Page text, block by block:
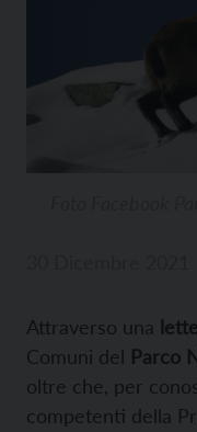
Attraverso una
Comuni del Parco
oltre che, per
competenti della